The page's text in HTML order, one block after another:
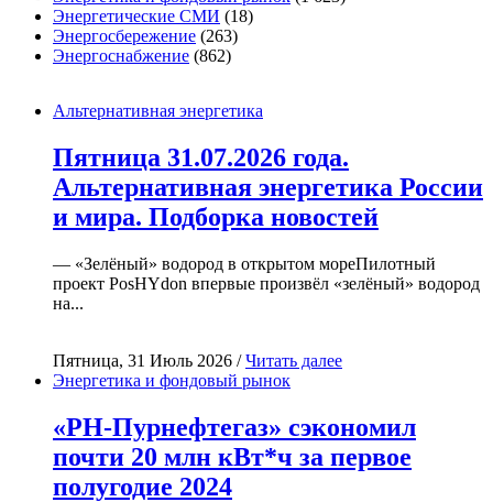
Энергетические СМИ (18)
Энергосбережение (263)
Энергоснабжение (862)
Альтернативная энергетика
Пятница 31.07.2026 года.
Альтернативная энергетика России
и мира. Подборка новостей
— «Зелёный» водород в открытом мореПилотный
проект PosHYdon впервые произвёл «зелёный» водород
на...
Пятница, 31 Июль 2026 /Читать далее
Энергетика и фондовый рынок
«РН-Пурнефтегаз» сэкономил
почти 20 млн кВт*ч за первое
полугодие 2024